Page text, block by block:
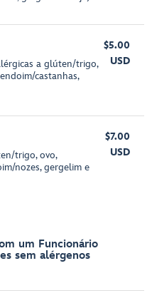
a glúten/trigo,
castanhas,
$5.00
USD
trigo, ovo,
nozes, gergelim e
$7.00
USD
um Funcionário
sem alérgenos